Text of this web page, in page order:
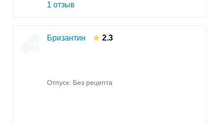
1 отзыв
Бризантин 2.3
Отпуск: Без рецепта